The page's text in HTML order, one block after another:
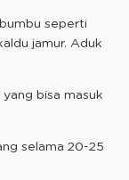
seperti
jamur. Aduk
bisa masuk
selama 20-25